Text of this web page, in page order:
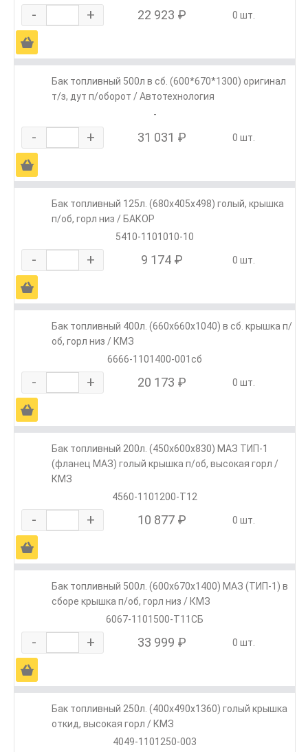
- + 22 923 ₽ 0 шт.
Ä
Бак топливный 500л в сб. (600*670*1300) оригинал
т/з, дут п/оборот / Автотехнология
-
- + 31 031 ₽ 0 шт.
Ä
Бак топливный 125л. (680х405х498) голый, крышка
п/об, горл низ / БАКОР
5410-1101010-10
- + 9 174 ₽ 0 шт.
Ä
Бак топливный 400л. (660х660х1040) в сб. крышка п/
об, горл низ / КМЗ
6666-1101400-001сб
- + 20 173 ₽ 0 шт.
Ä
Бак топливный 200л. (450х600х830) МАЗ ТИП-1
(фланец МАЗ) голый крышка п/об, высокая горл /
КМЗ
4560-1101200-Т12
- + 10 877 ₽ 0 шт.
Ä
Бак топливный 500л. (600х670х1400) МАЗ (ТИП-1) в
сборе крышка п/об, горл низ / КМЗ
6067-1101500-Т11СБ
- + 33 999 ₽ 0 шт.
Ä
Бак топливный 250л. (400х490х1360) голый крышка
откид, высокая горл / КМЗ
4049-1101250-003